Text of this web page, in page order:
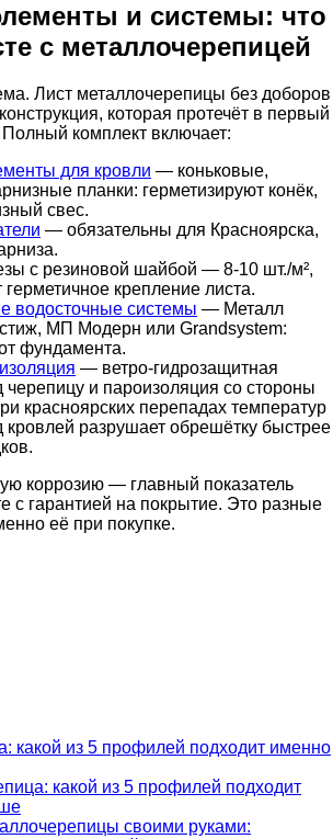
и системы: что
с металлочерепицей
Лист металлочерепицы без доборов
которая протечёт в первый
комплект включает:
для кровли — коньковые,
планки: герметизируют конёк,
свес.
— обязательны для Красноярска,
с резиновой шайбой — 8-10 шт./м²,
крепление листа.
водосточные системы — Металл
МП Модерн или Grandsystem:
фундамента.
— ветро-гидрозащитная
и пароизоляция со стороны
красноярских перепадах температур
кровлей разрушает обрешётку быстрее
коррозию — главный показатель
с гарантией на покрытие. Это разные
её при покупке.
какой из 5 профилей подходит
своими руками: